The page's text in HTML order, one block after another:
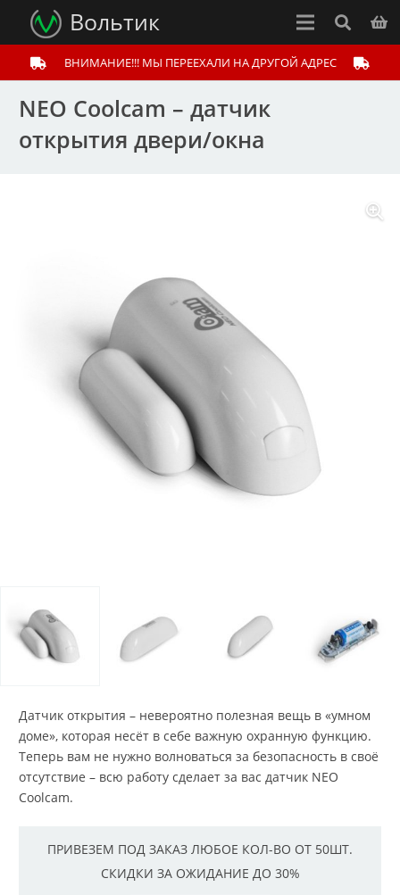
Вольтик
ВНИМАНИЕ!!! МЫ ПЕРЕЕХАЛИ НА ДРУГОЙ АДРЕС
NEO Coolcam – датчик
открытия двери/окна
Датчик открытия – невероятно полезная вещь в «умном
доме», которая несёт в себе важную охранную функцию.
Теперь вам не нужно волноваться за безопасность в своё
отсутствие – всю работу сделает за вас датчик NEO
Coolcam.
ПРИВЕЗЕМ ПОД ЗАКАЗ ЛЮБОЕ КОЛ-ВО ОТ 50ШТ.
СКИДКИ ЗА ОЖИДАНИЕ ДО 30%